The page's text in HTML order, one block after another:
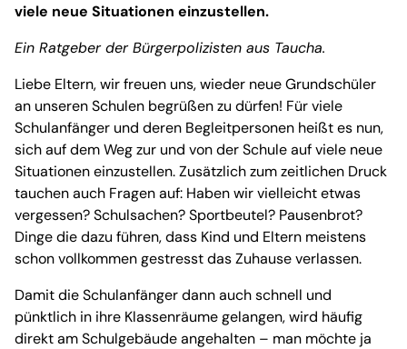
viele neue Situationen einzustellen.
Ein Ratgeber der Bürgerpolizisten aus Taucha.
Liebe Eltern, wir freuen uns, wieder neue Grundschüler
an unseren Schulen begrüßen zu dürfen! Für viele
Schulanfänger und deren Begleitpersonen heißt es nun,
sich auf dem Weg zur und von der Schule auf viele neue
Situationen einzustellen. Zusätzlich zum zeitlichen Druck
tauchen auch Fragen auf: Haben wir vielleicht etwas
vergessen? Schulsachen? Sportbeutel? Pausenbrot?
Dinge die dazu führen, dass Kind und Eltern meistens
schon vollkommen gestresst das Zuhause verlassen.
Damit die Schulanfänger dann auch schnell und
pünktlich in ihre Klassenräume gelangen, wird häufig
direkt am Schulgebäude angehalten – man möchte ja